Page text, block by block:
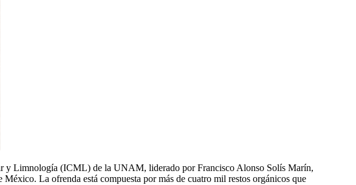
y Limnología (ICML) de la UNAM, liderado por Francisco Alonso Solís Marín,
La ofrenda está compuesta por más de cuatro mil restos orgánicos que